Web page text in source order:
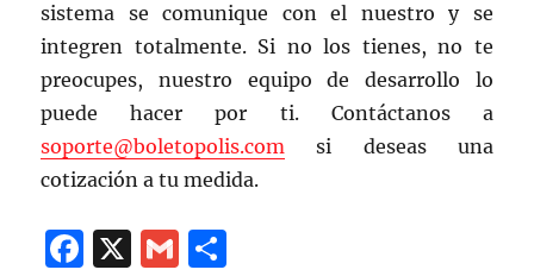
sistema se comunique con el nuestro y se
integren totalmente. Si no los tienes, no te
preocupes, nuestro equipo de desarrollo lo
puede hacer por ti. Contáctanos a
soporte@boletopolis.com si deseas una
cotización a tu medida.
F
X
G